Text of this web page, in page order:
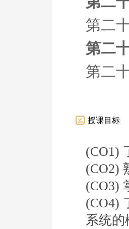
第二
第二
第二
授课目标
(CO1)
(CO2)
(CO3)
(CO4)
系统的